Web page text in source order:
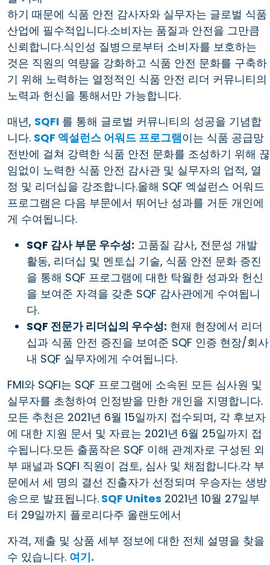
하기 때문에 식품 안전 감사자와 실무자는 글로벌 식품
산업에 필수적입니다.소비자는 품질과 안전을 그만큼
신뢰합니다.식인성 질병으로부터 소비자를 보호하는
것은 직원의 역량을 강화하고 식품 안전 문화를 구축하
기 위해 노력하는 열정적인 식품 안전 리더 커뮤니티의
노력과 헌신을 통해서만 가능합니다.
매년, SQFI 를 통해 글로벌 커뮤니티의 성공을 기념합
니다. SQF 엑설런스 어워드 프로그램이는 식품 공급망
전반에 걸쳐 강력한 식품 안전 문화를 조성하기 위해 끊
임없이 노력한 식품 안전 감사관 및 실무자의 업적, 열
정 및 리더십을 강조합니다.올해 SQF 엑설런스 어워드
프로그램은 다음 부문에서 뛰어난 성과를 거둔 개인에
게 수여됩니다.
SQF 감사 부문 우수성: 고품질 감사, 전문성 개발
활동, 리더십 및 멘토십 기술, 식품 안전 문화 증진
을 통해 SQF 프로그램에 대한 탁월한 성과와 헌신
을 보여준 자격을 갖춘 SQF 감사관에게 수여됩니
다.
SQF 전문가 리더십의 우수성: 현재 현장에서 리더
십과 식품 안전 증진을 보여준 SQF 인증 현장/회사
내 SQF 실무자에게 수여됩니다.
FMI와 SQFI는 SQF 프로그램에 소속된 모든 심사원 및
실무자를 초청하여 인정받을 만한 개인을 지명합니다.
모든 추천은 2021년 6월 15일까지 접수되며, 각 후보자
에 대한 지원 문서 및 자료는 2021년 6월 25일까지 접
수됩니다.모든 출품작은 SQF 이해 관계자로 구성된 외
부 패널과 SQFI 직원이 검토, 심사 및 채점합니다.각 부
문에서 세 명의 결선 진출자가 선정되며 우승자는 생방
송으로 발표됩니다. SQF Unites 2021년 10월 27일부
터 29일까지 플로리다주 올랜도에서
자격, 제출 및 상품 세부 정보에 대한 전체 설명을 찾을
수 있습니다. 여기.